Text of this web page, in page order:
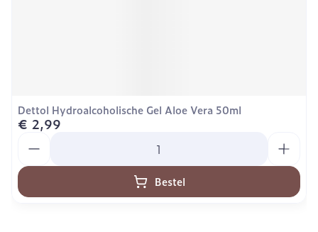
Dettol Hydroalcoholische Gel Aloe Vera 50ml
€ 2,99
Bestel